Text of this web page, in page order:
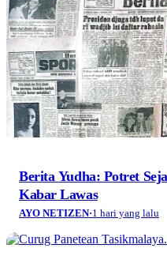
Berita Yudha: Potret
Kabar Lawas
AYO NETIZEN·1 hari yang lalu